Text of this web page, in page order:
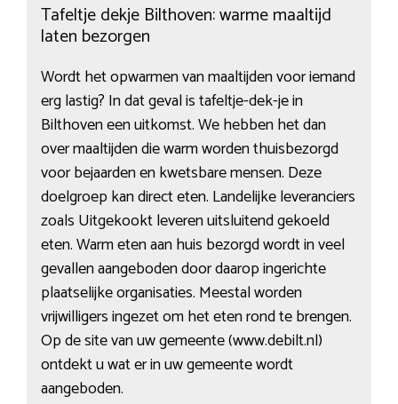
Tafeltje dekje Bilthoven: warme maaltijd
laten bezorgen
Wordt het opwarmen van maaltijden voor iemand
erg lastig? In dat geval is tafeltje-dek-je in
Bilthoven een uitkomst. We hebben het dan
over maaltijden die warm worden thuisbezorgd
voor bejaarden en kwetsbare mensen. Deze
doelgroep kan direct eten. Landelijke leveranciers
zoals Uitgekookt leveren uitsluitend gekoeld
eten. Warm eten aan huis bezorgd wordt in veel
gevallen aangeboden door daarop ingerichte
plaatselijke organisaties. Meestal worden
vrijwilligers ingezet om het eten rond te brengen.
Op de site van uw gemeente (www.debilt.nl)
ontdekt u wat er in uw gemeente wordt
aangeboden.